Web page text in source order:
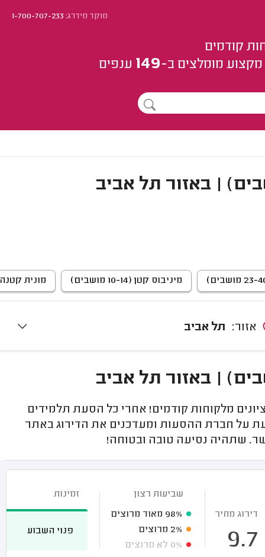
מוקד מידרג:1-700-707-233
קודמים
מומלצים ב-149 ענפים
מיניבוס קטן (10-14 מושבים) מונית קטנה (4
תל אביב
מלקוחות קודמים! אחרי כל הסעת תלמידים
על חברת ההסעות ומעדכנים את הדירוג באתר
שתהיה נסיעה טובה ובטוחה!
דירוג מחיר
9.7
שביעות רצון
98% מאוד מרוצים
2% מרוצים
0% לא מרוצים
זמינות
פנוי השבוע